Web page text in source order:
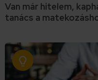
Van már hitelem,
tanács a